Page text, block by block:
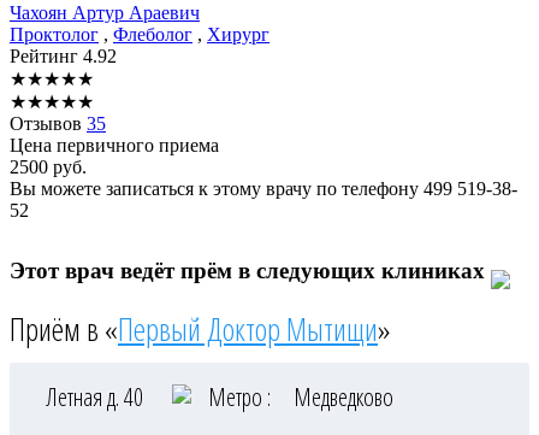
Чахоян Артур Араевич
Проктолог , Флеболог , Хирург
Рейтинг 4.92
★★★★★
★★★★★
Отзывов 35
Цена первичного приема
2500 руб.
Вы можете записаться к этому врачу по телефону 499 519-38-
52
Этот врач ведёт прём в следующих клиниках
Приём в «Первый Доктор Мытищи»
Летная д. 40 Метро : Медведково